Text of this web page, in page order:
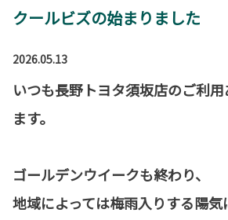
クールビズの始まりました
2026.05.13
いつも長野トヨタ須坂店のご利
ます。
ゴールデンウイークも終わり、
地域によっては梅雨入りする陽気